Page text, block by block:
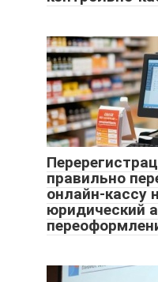
правильно
онлайн-кассу
юридический